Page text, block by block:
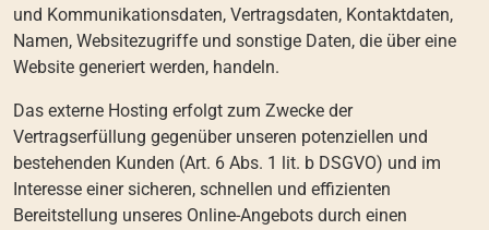
und Kommunikationsdaten, Vertragsdaten, Kontaktdaten,
Namen, Websitezugriffe und sonstige Daten, die über eine
Website generiert werden, handeln.
Das externe Hosting erfolgt zum Zwecke der
Vertragserfüllung gegenüber unseren potenziellen und
bestehenden Kunden (Art. 6 Abs. 1 lit. b DSGVO) und im
Interesse einer sicheren, schnellen und effizienten
Bereitstellung unseres Online-Angebots durch einen